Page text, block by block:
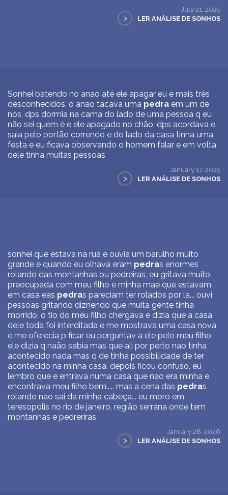
July 21, 2025
> LER ANÁLISE DE SONHOS
Sonhei batendo no anao até ele apagar eu e mais três
desconhecidos, o anao tacava uma pedra em um de
nós, dps dormia na cama do lado de uma pessoa q eu
não sei quem é e ele apagado no chão, dps acordava e
saia pelo portão correndo e do lado da casa tinha uma
festa e eu ficava observando o homem falar e em volta
dele tinha muitas pessoas
January 17, 2025
> LER ANÁLISE DE SONHOS
sonhei que estava na rua e ouvia um barulho muito
grande e quando eu olhava eram pedras enormes
rolando das montanhas ou pedreiras, eu gritava muito
preocupada com meu filho e minha mae que estavam
em casa eas pedras pareciam ter rolados por la... ouvi
pessoas gritando diznendo que muita gente tinha
morrido. o tio do meu filho chergava e dizia que a casa
dele toda foi interditada e me mostrava uma casa nova
e me oferecia p ficar eu perguntav a ele pelo meu filho
ele dizia q naão sabia mas que ali por perto nao tinha
acontecido nada mas q de tinha possibilidade de ter
acontecido na minha casa. depois ficou confuso, eu
lembro que e entrava numa casa que nao era minha e
encontrava meu filho bem..... mas a cena das pedras
rolando nao sai da minha cabeça... eu moro em
teresopolis no rio de janeiro, região serrana onde tem
montanhas e pedreriras
January 28, 2026
> LER ANÁLISE DE SONHOS